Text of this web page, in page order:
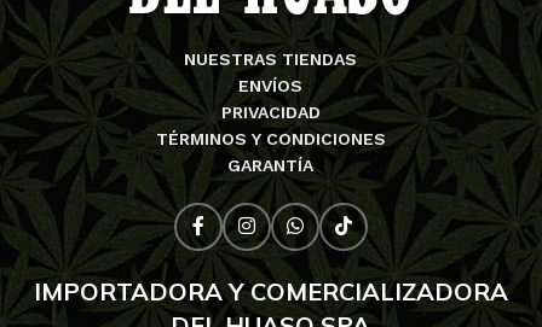
NUESTRAS TIENDAS
ENVÍOS
PRIVACIDAD
TÉRMINOS Y CONDICIONES
GARANTÍA
IMPORTADORA Y COMERCIALIZADORA